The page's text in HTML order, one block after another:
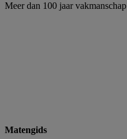
Meer dan 100 jaar vakmanschap
Matengids